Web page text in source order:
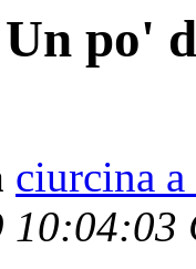
Un po'
ciurcina